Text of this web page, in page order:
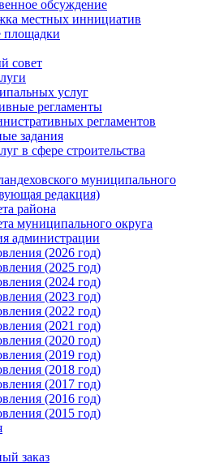
обсуждение
местных иннициатив
площадки
совет
услуг
регламенты
регламентов
задания
в сфере строительства
муниципального
редакция)
района
муниципального округа
администрации
(2026 год)
(2025 год)
(2024 год)
(2023 год)
(2022 год)
(2021 год)
(2020 год)
(2019 год)
(2018 год)
(2017 год)
(2016 год)
(2015 год)
заказ